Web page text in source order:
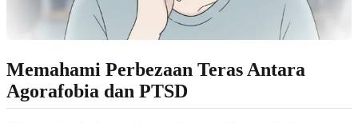
Memahami Perbezaan Teras Antara
Agorafobia dan PTSD